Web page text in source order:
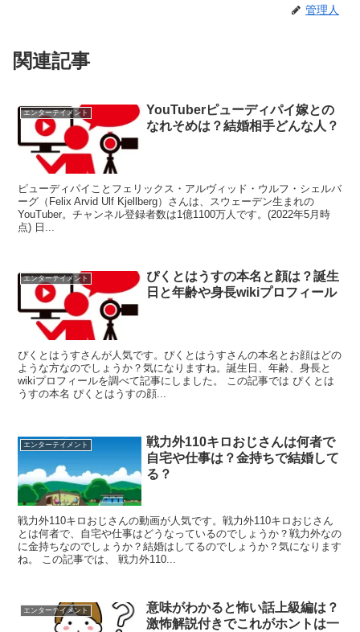
管理人
関連記事
エンターテイメント
YouTuberピューディパイ嫁との
なれそめは？結婚相手どんな人？
ピューディパイことフェリックス・アルヴィッド・ウルフ・シェルバ
ーグ（Felix Arvid Ulf Kjellberg）さんは、スウェーデン生まれの
YouTuber。チャンネル登録者数は1億1100万人です。(2022年5月時
点) 日...
エンターテイメント
ぴくとはうすの本名と顔は？誕生
日と年齢や身長wikiプロフィール
ぴくとはうすさんが人気です。ぴくとはうすさんの本名とお顔はどの
ような方なのでしょうか？気になりますね。誕生日、年齢、身長と
wikiプロフィールを調べて記事にしました。 この記事では ぴくとは
うすの本名 ぴくとはうすの顔...
エンターテイメント
戦力外110キロおじさんは何者で
自宅や仕事は？金持ちで結婚して
る？
戦力外110キロおじさんの動画が人気です。戦力外110キロおじさん
とは何者で、自宅や仕事はどうなっているのでしょうか？戦力外なの
に金持ちなのでしょうか？結婚はしてるのでしょうか？気になります
ね。 この記事では、 戦力外110...
エンターテイメント
意味がわかると怖い話上級編は？
激怖解説付きでこれがホントは一